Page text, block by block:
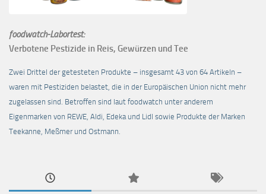
foodwatch-Labortest:
Verbotene Pestizide in Reis, Gewürzen und Tee
Zwei Drittel der getesteten Produkte – insgesamt 43 von 64 Artikeln –
waren mit Pestiziden belastet, die in der Europäischen Union nicht mehr
zugelassen sind. Betroffen sind laut foodwatch unter anderem
Eigenmarken von REWE, Aldi, Edeka und Lidl sowie Produkte der Marken
Teekanne, Meßmer und Ostmann.